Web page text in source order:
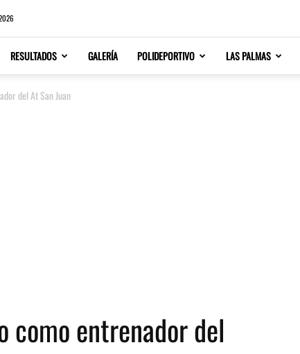
RESULTADOS GALERÍA POLIDEPORTIVO LAS PALMAS
del At San Juan
como entrenador del